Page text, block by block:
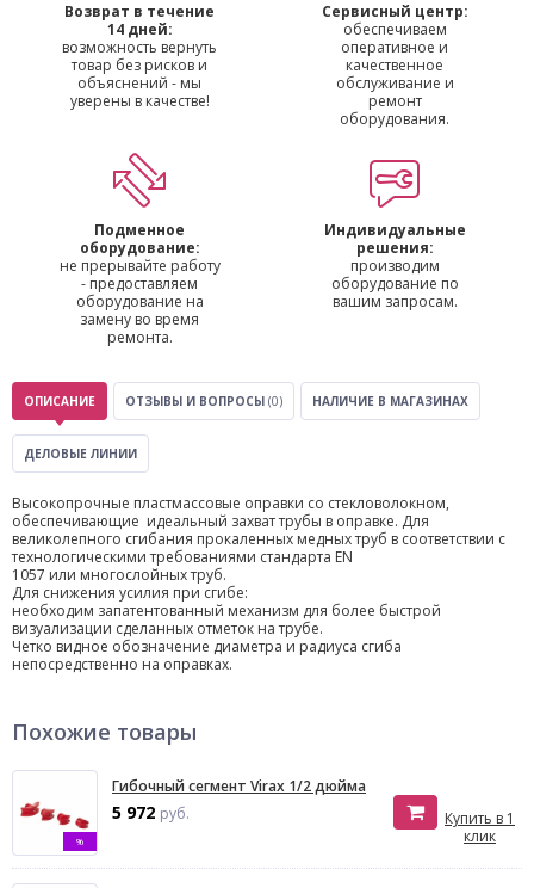
Возврат в течение
14 дней:
возможность вернуть
товар без рисков и
объяснений - мы
уверены в качестве!
Сервисный центр:
обеспечиваем
оперативное и
качественное
обслуживание и
ремонт
оборудования.
Подменное
оборудование:
не прерывайте работу
- предоставляем
оборудование на
замену во время
ремонта.
Индивидуальные
решения:
производим
оборудование по
вашим запросам.
ОПИСАНИЕ ОТЗЫВЫ И ВОПРОСЫ (0) НАЛИЧИЕ В МАГАЗИНАХ
ДЕЛОВЫЕ ЛИНИИ
Высокопрочные пластмассовые оправки со стекловолокном,
обеспечивающие идеальный захват трубы в оправке. Для
великолепного сгибания прокаленных медных труб в соответствии с
технологическими требованиями стандарта EN
1057 или многослойных труб.
Для снижения усилия при сгибе:
необходим запатентованный механизм для более быстрой
визуализации сделанных отметок на трубе.
Четко видное обозначение диаметра и радиуса сгиба
непосредственно на оправках.
Похожие товары
%
Гибочный сегмент Virax 1/2 дюйма
5 972 руб.
Купить в 1
клик